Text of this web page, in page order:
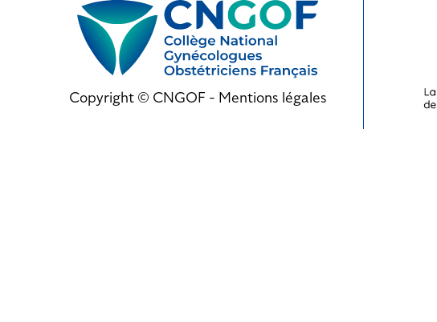
Copyright © CNGOF - Mentions légales